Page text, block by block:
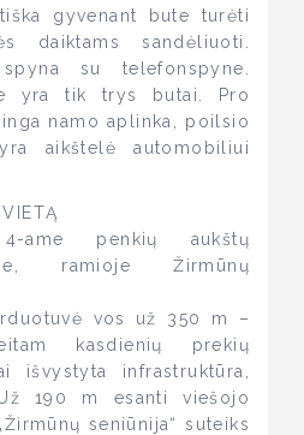
gyvenant bute turėti
daiktams sandėliuoti.
su telefonspyne.
yra tik trys butai. Pro
namo aplinka, poilsio
aikštelė automobiliui
ame penkių aukštų
ramioje Žirmūnų
vos už 350 m –
kasdienių prekių
išvystyta infrastruktūra,
190 m esanti viešojo
seniūnija“ suteiks